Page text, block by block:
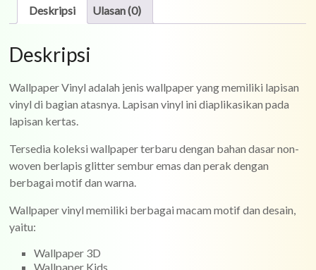
Deskripsi Ulasan (0)
Deskripsi
Wallpaper Vinyl adalah jenis wallpaper yang memiliki lapisan
vinyl di bagian atasnya. Lapisan vinyl ini diaplikasikan pada
lapisan kertas.
Tersedia koleksi wallpaper terbaru dengan bahan dasar non-
woven berlapis glitter sembur emas dan perak dengan
berbagai motif dan warna.
Wallpaper vinyl memiliki berbagai macam motif dan desain,
yaitu:
Wallpaper 3D
Wallpaper Kids